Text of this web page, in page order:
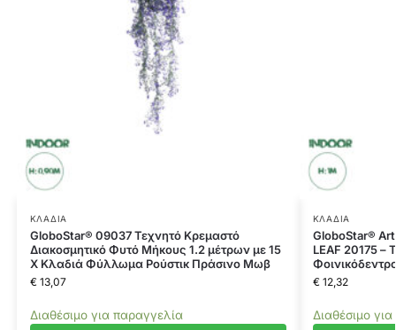
ΚΛΑΔΙΆ
GloboStar® 09037 Τεχνητό Κρεμαστό
Διακοσμητικό Φυτό Μήκους 1.2 μέτρων με 15
X Κλαδιά Φύλλωμα Ρούστικ Πράσινο Μωβ
€13,07
Διαθέσιμο για παραγγελία
ΚΛΑΔΙΆ
GloboStar®
LEAF 20175 –
€12,32
Διαθέσιμο